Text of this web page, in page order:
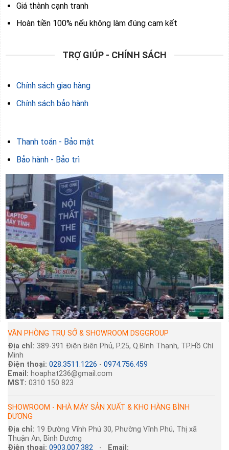
Giá thành cạnh tranh
Hoàn tiền 100% nếu không làm đúng cam kết
TRỢ GIÚP - CHÍNH SÁCH
Chính sách giao hàng
Chính sách bảo hành
Thanh toán - Bảo mật
Bảo hành - Bảo trì
VĂN PHÒNG TRỤ SỞ & SHOWROOM DSGGROUP
Địa chỉ: 389-391 Điện Biên Phủ, P.25, Q.Bình Thạnh, TP.Hồ Chí
Minh
Điện thoại: 028.3511.1226 - 0974.756.459
Email: hoaphat236@gmail.com
MST: 0310 150 823
SHOWROOM - NHÀ MÁY SẢN XUẤT & KHO HÀNG BÌNH
DƯƠNG
Địa chỉ: 19 Đường Vĩnh Phú 30, Phường Vĩnh Phú, Thị xã
Thuận An, Bình Dương
Điện thoại: 0903.007.382- Email: